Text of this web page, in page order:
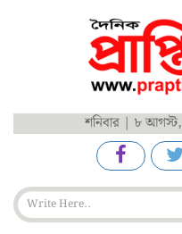
শনিবার | ৮